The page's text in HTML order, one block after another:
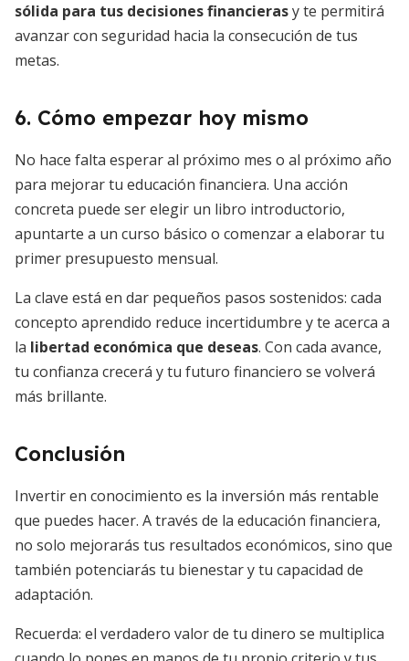
sólida para tus decisiones financierasy te permitirá
avanzar con seguridad hacia la consecución de tus
metas.
6. Cómo empezar hoy mismo
No hace falta esperar al próximo mes o al próximo año
para mejorar tu educación financiera. Una acción
concreta puede ser elegir un libro introductorio,
apuntarte a un curso básico o comenzar a elaborar tu
primer presupuesto mensual.
La clave está en dar pequeños pasos sostenidos: cada
concepto aprendido reduce incertidumbre y te acerca a
la libertad económica que deseas. Con cada avance,
tu confianza crecerá y tu futuro financiero se volverá
más brillante.
Conclusión
Invertir en conocimiento es la inversión más rentable
que puedes hacer. A través de la educación financiera,
no solo mejorarás tus resultados económicos, sino que
también potenciarás tu bienestar y tu capacidad de
adaptación.
Recuerda: el verdadero valor de tu dinero se multiplica